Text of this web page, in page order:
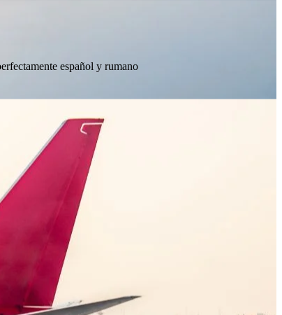
español y rumano